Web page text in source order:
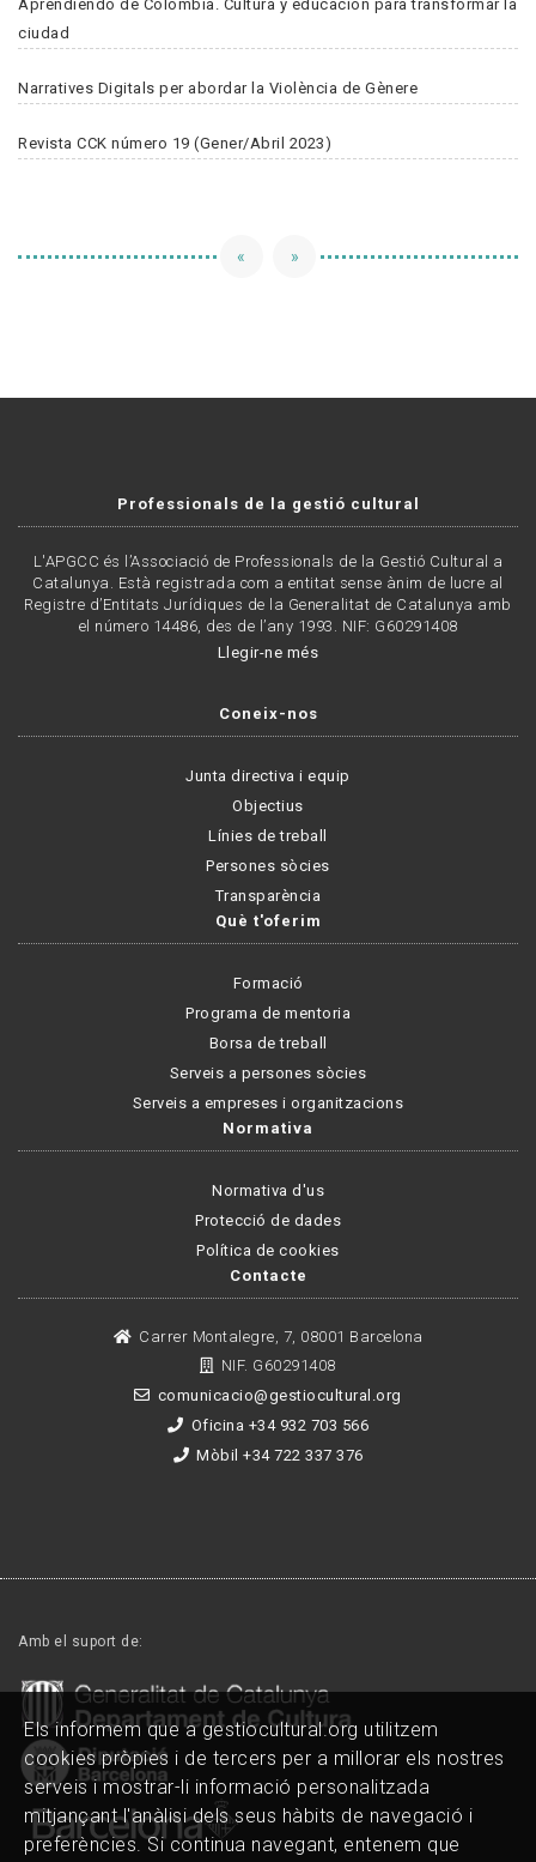
Aprendiendo de Colombia. Cultura y educación para transformar la
ciudad
Narratives Digitals per abordar la Violència de Gènere
Revista CCK número 19 (Gener/Abril 2023)
« »
Professionals de la gestió cultural
L'APGCC és l’Associació de Professionals de la Gestió Cultural a
Catalunya. Està registrada com a entitat sense ànim de lucre al
Registre d’Entitats Jurídiques de la Generalitat de Catalunya amb
el número 14486, des de l’any 1993. NIF: G60291408
Llegir-ne més
Coneix-nos
Junta directiva i equip
Objectius
Línies de treball
Persones sòcies
Transparència
Què t'oferim
Formació
Programa de mentoria
Borsa de treball
Serveis a persones sòcies
Serveis a empreses i organitzacions
Normativa
Normativa d'us
Protecció de dades
Política de cookies
Contacte
Carrer Montalegre, 7, 08001 Barcelona
NIF. G60291408
comunicacio@gestiocultural.org
Oficina +34 932 703 566
Mòbil +34 722 337 376
Amb el suport de:
Els informem que a gestiocultural.org utilitzem
cookies pròpies i de tercers per a millorar els nostres
serveis i mostrar-li informació personalitzada
mitjançant l'anàlisi dels seus hàbits de navegació i
preferències. Si continua navegant, entenem que